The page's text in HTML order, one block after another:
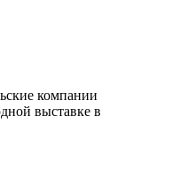
компании
выставке в